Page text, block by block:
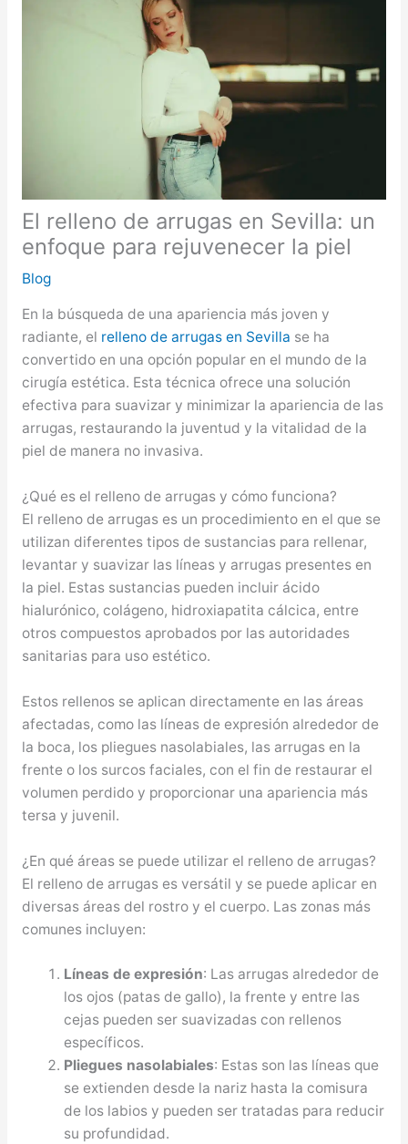
El relleno de arrugas en Sevilla: un
enfoque para rejuvenecer la piel
Blog
En la búsqueda de una apariencia más joven y
radiante, el relleno de arrugas en Sevilla se ha
convertido en una opción popular en el mundo de la
cirugía estética. Esta técnica ofrece una solución
efectiva para suavizar y minimizar la apariencia de las
arrugas, restaurando la juventud y la vitalidad de la
piel de manera no invasiva.
¿Qué es el relleno de arrugas y cómo funciona?
El relleno de arrugas es un procedimiento en el que se
utilizan diferentes tipos de sustancias para rellenar,
levantar y suavizar las líneas y arrugas presentes en
la piel. Estas sustancias pueden incluir ácido
hialurónico, colágeno, hidroxiapatita cálcica, entre
otros compuestos aprobados por las autoridades
sanitarias para uso estético.
Estos rellenos se aplican directamente en las áreas
afectadas, como las líneas de expresión alrededor de
la boca, los pliegues nasolabiales, las arrugas en la
frente o los surcos faciales, con el fin de restaurar el
volumen perdido y proporcionar una apariencia más
tersa y juvenil.
¿En qué áreas se puede utilizar el relleno de arrugas?
El relleno de arrugas es versátil y se puede aplicar en
diversas áreas del rostro y el cuerpo. Las zonas más
comunes incluyen:
Líneas de expresión: Las arrugas alrededor de
los ojos (patas de gallo), la frente y entre las
cejas pueden ser suavizadas con rellenos
específicos.
Pliegues nasolabiales: Estas son las líneas que
se extienden desde la nariz hasta la comisura
de los labios y pueden ser tratadas para reducir
su profundidad.